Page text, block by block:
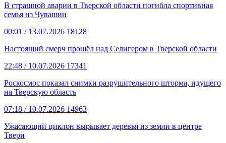
В страшной аварии в Тверской области погибла спортивная
семья из Чувашии
00:01 / 13.07.2026 18128
Настоящий смерч прошёл над Селигером в Тверской области
22:48 / 10.07.2026 17341
Роскосмос показал снимки разрушительного шторма, идущего
на Тверскую область
07:18 / 10.07.2026 14963
Ужасающий циклон вырывает деревья из земли в центре
Твери